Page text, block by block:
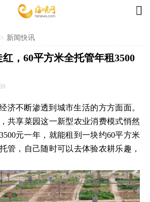

> 新闻快讯
，60平方米全托管年租3500
济不断渗透到城市生活的方方面面。
共享菜园这一新型农业消费模式悄然
元一年，就能租到一块约60平方米
管，自己随时可以去体验农耕乐趣，